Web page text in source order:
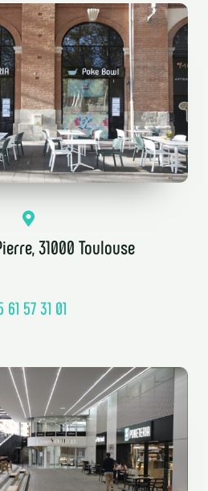
31000 Toulouse
61 57 31 01